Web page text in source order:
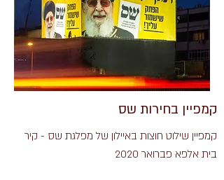
קמפיין בחירות שס
קמפיין שילוט חוצות באיילון של מפלגת שס - קיר
בית אלפא פברואר 2020